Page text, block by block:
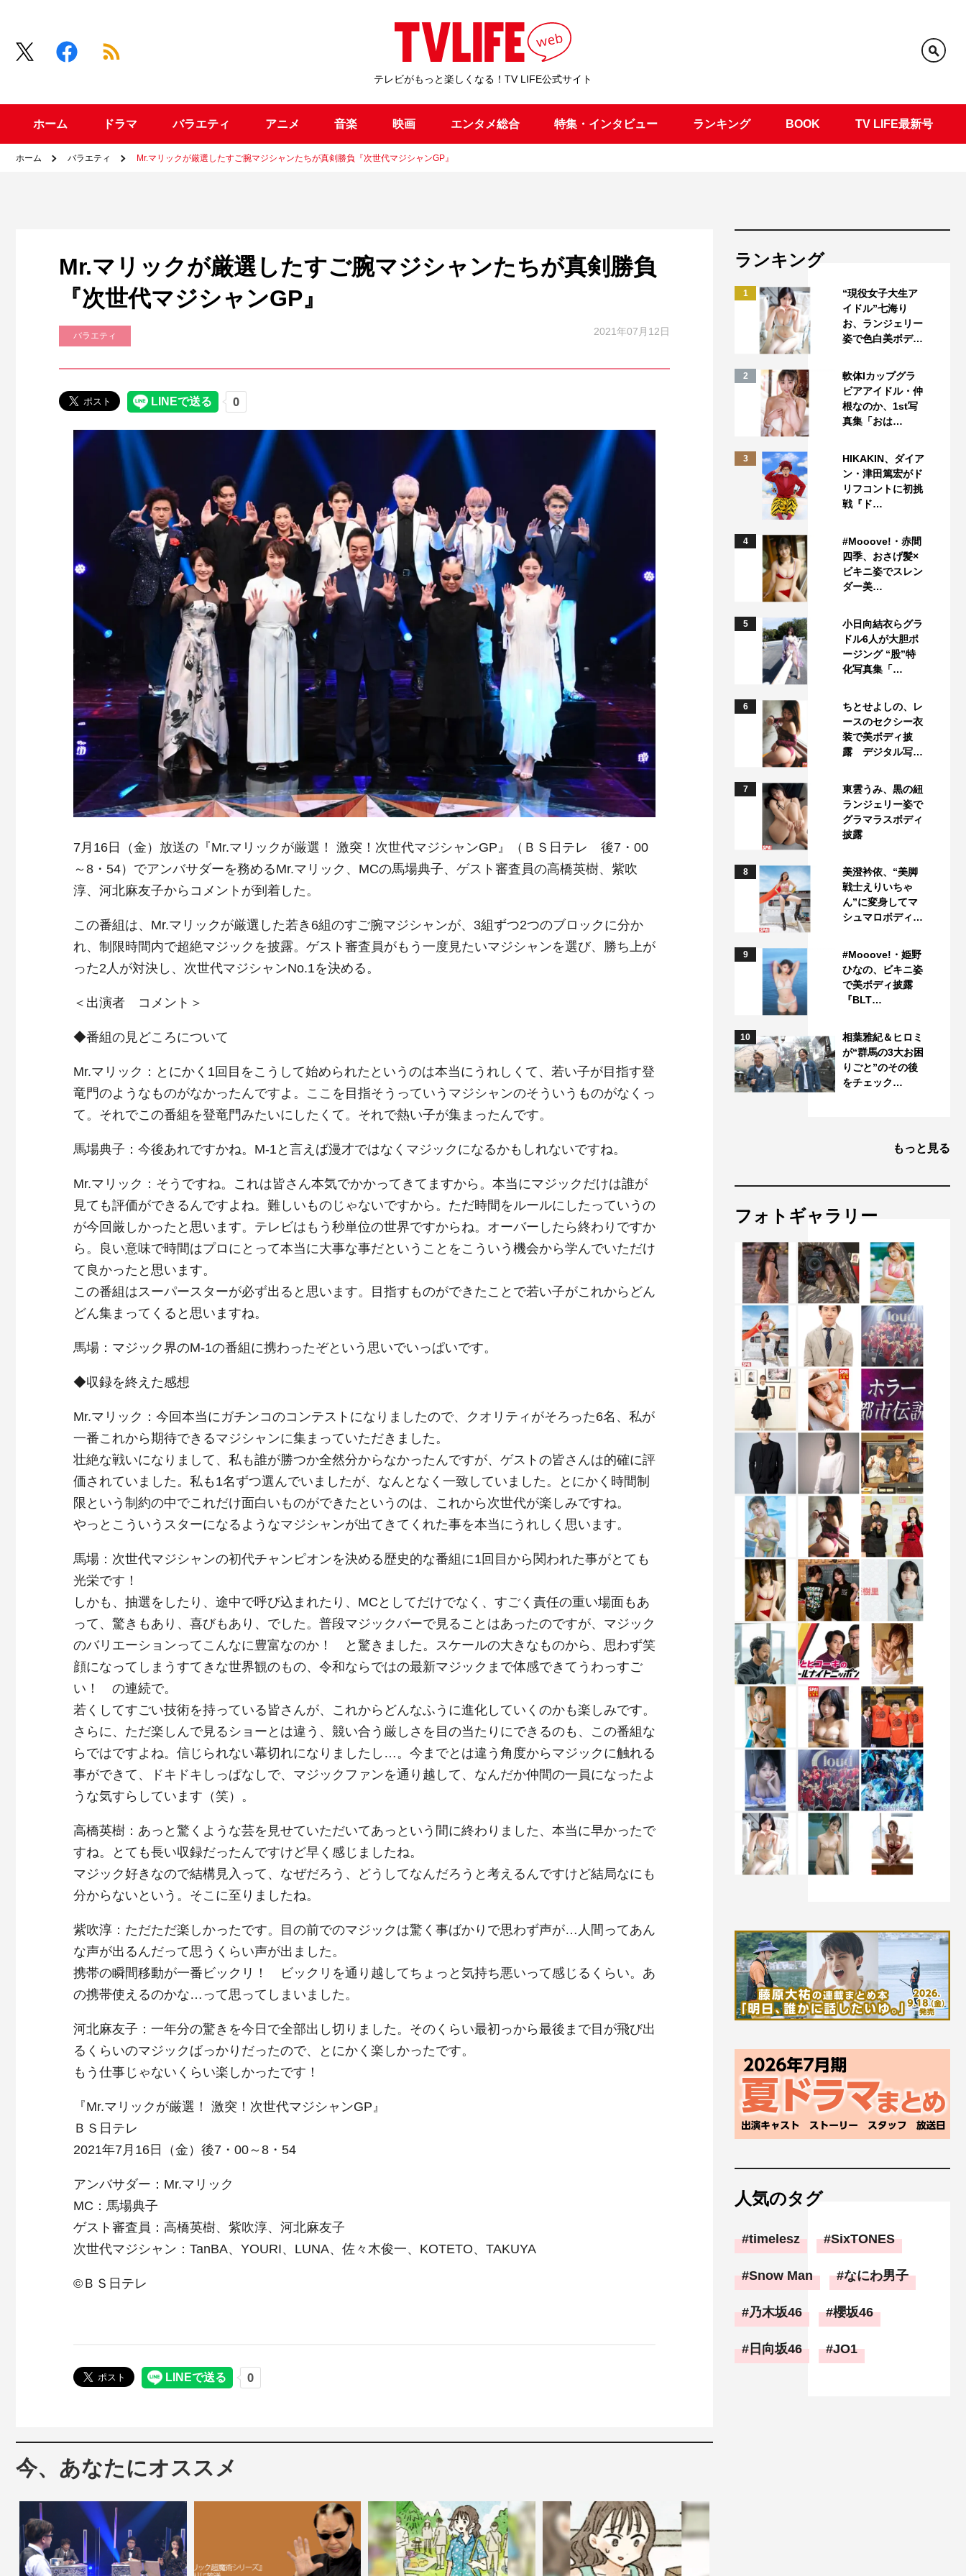
テレビがもっと楽しくなる！TV LIFE公式サイト
ホーム ドラマ バラエティ アニメ 音楽 映画 エンタメ総合 特集・インタビュー ランキング BOOK TV LIFE最新号
ホーム バラエティ Mr.マリックが厳選したすご腕マジシャンたちが真剣勝負『次世代マジシャンGP』
Mr.マリックが厳選したすご腕マジシャンたちが真剣勝負
『次世代マジシャンGP』
バラエティ 2021年07月12日
7月16日（金）放送の『Mr.マリックが厳選！ 激突！次世代マジシャンGP』（ＢＳ日テレ 後7・00
～8・54）でアンバサダーを務めるMr.マリック、MCの馬場典子、ゲスト審査員の高橋英樹、紫吹
淳、河北麻友子からコメントが到着した。
この番組は、Mr.マリックが厳選した若き6組のすご腕マジシャンが、3組ずつ2つのブロックに分か
れ、制限時間内で超絶マジックを披露。ゲスト審査員がもう一度見たいマジシャンを選び、勝ち上が
った2人が対決し、次世代マジシャンNo.1を決める。
＜出演者 コメント＞
◆番組の見どころについて
Mr.マリック：とにかく1回目をこうして始められたというのは本当にうれしくて、若い子が目指す登
竜門のようなものがなかったんですよ。ここを目指そうっていうマジシャンのそういうものがなくっ
て。それでこの番組を登竜門みたいにしたくて。それで熱い子が集まったんです。
馬場典子：今後あれですかね。M-1と言えば漫才ではなくマジックになるかもしれないですね。
Mr.マリック：そうですね。これは皆さん本気でかかってきてますから。本当にマジックだけは誰が
見ても評価ができるんですよね。難しいものじゃないですから。ただ時間をルールにしたっていうの
が今回厳しかったと思います。テレビはもう秒単位の世界ですからね。オーバーしたら終わりですか
ら。良い意味で時間はプロにとって本当に大事な事だということをこういう機会から学んでいただけ
て良かったと思います。
この番組はスーパースターが必ず出ると思います。目指すものができたことで若い子がこれからどん
どん集まってくると思いますね。
馬場：マジック界のM-1の番組に携わったぞという思いでいっぱいです。
◆収録を終えた感想
Mr.マリック：今回本当にガチンコのコンテストになりましたので、クオリティがそろった6名、私が
一番これから期待できるマジシャンに集まっていただきました。
壮絶な戦いになりまして、私も誰が勝つか全然分からなかったんですが、ゲストの皆さんは的確に評
価されていました。私も1名ずつ選んでいましたが、なんとなく一致していました。とにかく時間制
限という制約の中でこれだけ面白いものができたというのは、これから次世代が楽しみですね。
やっとこういうスターになるようなマジシャンが出てきてくれた事を本当にうれしく思います。
馬場：次世代マジシャンの初代チャンピオンを決める歴史的な番組に1回目から関われた事がとても
光栄です！
しかも、抽選をしたり、途中で呼び込まれたり、MCとしてだけでなく、すごく責任の重い場面もあ
って、驚きもあり、喜びもあり、でした。普段マジックバーで見ることはあったのですが、マジック
のバリエーションってこんなに豊富なのか！ と驚きました。スケールの大きなものから、思わず笑
顔になってしまうすてきな世界観のもの、令和ならではの最新マジックまで体感できてうわっすご
い！ の連続で。
若くしてすごい技術を持っている皆さんが、これからどんなふうに進化していくのかも楽しみです。
さらに、ただ楽しんで見るショーとは違う、競い合う厳しさを目の当たりにできるのも、この番組な
らではですよね。信じられない幕切れになりましたし…。今までとは違う角度からマジックに触れる
事ができて、ドキドキしっぱなしで、マジックファンを通り越して、なんだか仲間の一員になったよ
うな気すらしています（笑）。
高橋英樹：あっと驚くような芸を見せていただいてあっという間に終わりました、本当に早かったで
すね。とても長い収録だったんですけど早く感じましたね。
マジック好きなので結構見入って、なぜだろう、どうしてなんだろうと考えるんですけど結局なにも
分からないという。そこに至りましたね。
紫吹淳：ただただ楽しかったです。目の前でのマジックは驚く事ばかりで思わず声が…人間ってあん
な声が出るんだって思うくらい声が出ました。
携帯の瞬間移動が一番ビックリ！ ビックリを通り越してちょっと気持ち悪いって感じるくらい。あ
の携帯使えるのかな…って思ってしまいました。
河北麻友子：一年分の驚きを今日で全部出し切りました。そのくらい最初っから最後まで目が飛び出
るくらいのマジックばっかりだったので、とにかく楽しかったです。
もう仕事じゃないくらい楽しかったです！
『Mr.マリックが厳選！ 激突！次世代マジシャンGP』
ＢＳ日テレ
2021年7月16日（金）後7・00～8・54
アンバサダー：Mr.マリック
MC：馬場典子
ゲスト審査員：高橋英樹、紫吹淳、河北麻友子
次世代マジシャン：TanBA、YOURI、LUNA、佐々木俊一、KOTETO、TAKUYA
©ＢＳ日テレ
今、あなたにオススメ
ランキング
1
“現役女子大生ア
イドル”七海り
お、ランジェリー
姿で色白美ボデ…
2
軟体Iカップグラ
ビアアイドル・仲
根なのか、1st写
真集「おは…
3
HIKAKIN、ダイア
ン・津田篤宏がド
リフコントに初挑
戦『ド…
4
#Mooove!・赤間
四季、おさげ髪×
ビキニ姿でスレン
ダー美…
5
小日向結衣らグラ
ドル6人が大胆ポ
ージング “股”特
化写真集「…
6
ちとせよしの、レ
ースのセクシー衣
装で美ボディ披
露 デジタル写…
7
東雲うみ、黒の紐
ランジェリー姿で
グラマラスボディ
披露
8
美澄衿依、“美脚
戦士えりいちゃ
ん”に変身してマ
シュマロボディ…
9
#Mooove!・姫野
ひなの、ビキニ姿
で美ボディ披露
『BLT…
10
相葉雅紀＆ヒロミ
が“群馬の3大お困
りごと”のその後
をチェック…
もっと見る
フォトギャラリー
人気のタグ
timelesz SixTONES
Snow Man なにわ男子
乃木坂46 櫻坂46
日向坂46 JO1